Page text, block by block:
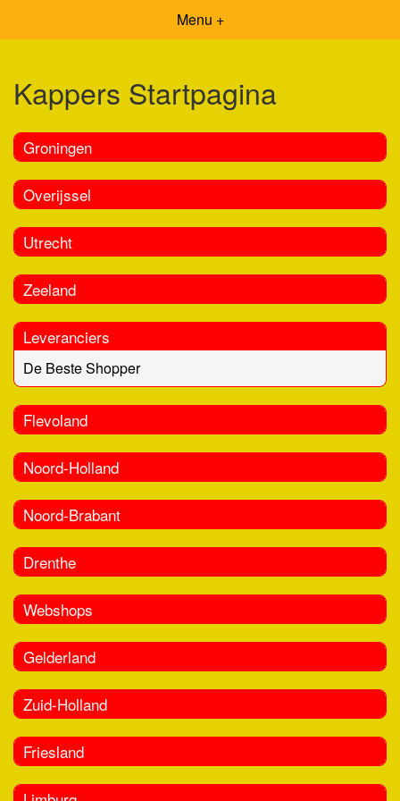
Menu +
Kappers Startpagina
Groningen
Overijssel
Utrecht
Zeeland
Leveranciers
De Beste Shopper
Flevoland
Noord-Holland
Noord-Brabant
Drenthe
Webshops
Gelderland
Zuid-Holland
Friesland